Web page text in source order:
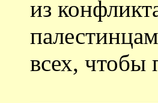
из
всех, чтобы